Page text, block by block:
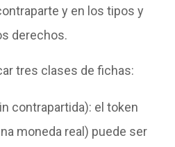
y en los tipos y
derechos.
tres clases de fichas:
contrapartida): el token
moneda real) puede ser